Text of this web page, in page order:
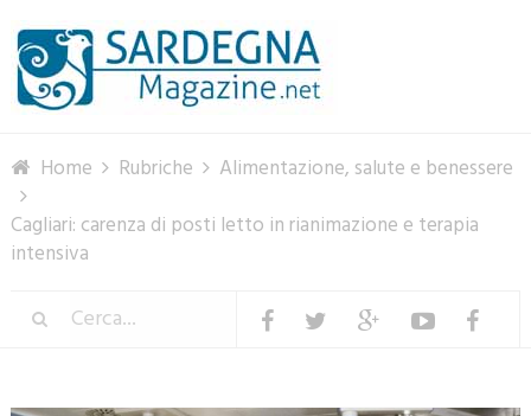
Home Rubriche
Alimentazione, salute e benessere
Cagliari: carenza di posti letto in rianimazione e terapia
intensiva